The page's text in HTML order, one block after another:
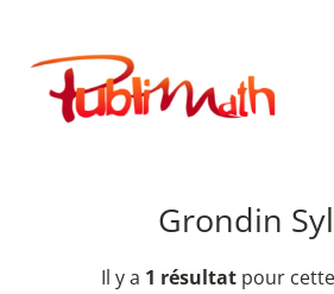
contenu
Publimath
Grondin
Il y a 1 résultat pour